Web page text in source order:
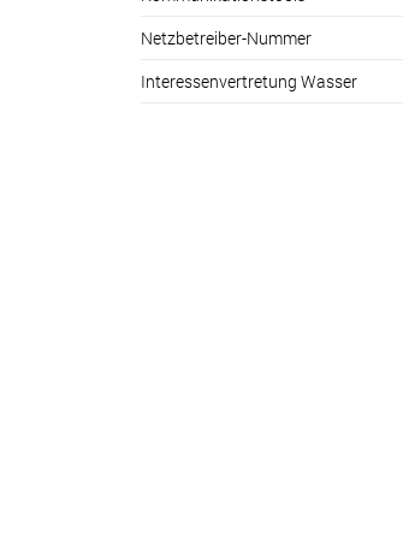
Netzbetreiber-Nummer
Interessenvertretung Wasser